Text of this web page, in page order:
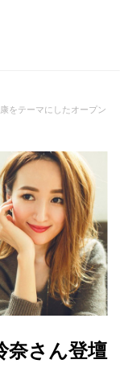
をテーマにしたオープン
奈さん登壇